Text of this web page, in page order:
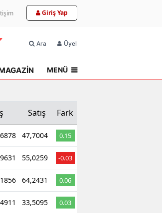
Giriş Yap
Ara Üyelik
TOPLU KONUT
MENÜ
Satış Fark
47,7004 0.15
55,0259 -0.03
64,2431
0.06
33,5095 0.03